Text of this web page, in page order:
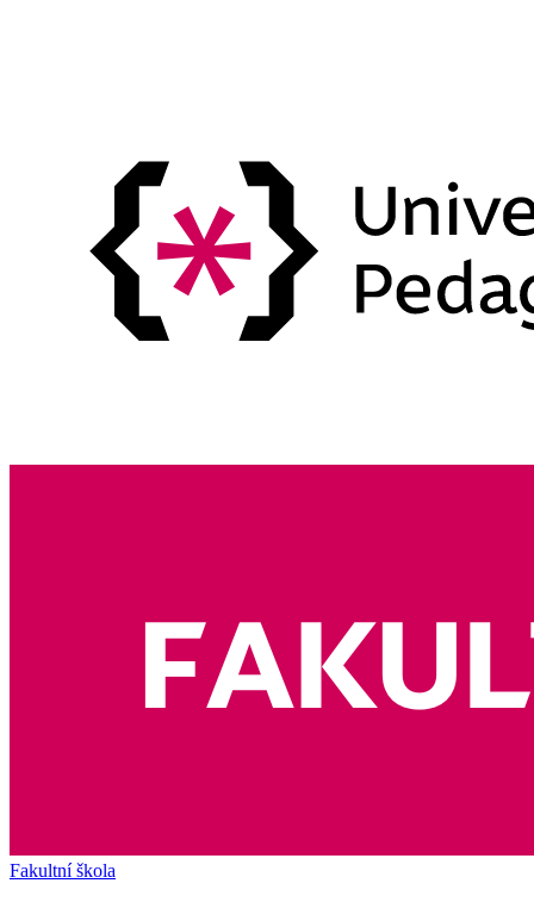
Fakultní škola